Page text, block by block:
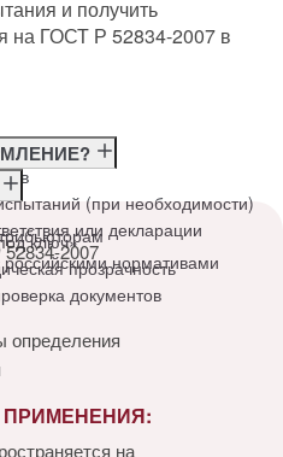
и получить
на ГОСТ Р 52834-2007 в
ГОСТ
(при необходимости)
или декларации
нормативами
ключ»
прозрачность
документов
2007
на